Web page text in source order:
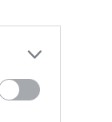
PMP (Tomac)
Forța Dreptei (L.